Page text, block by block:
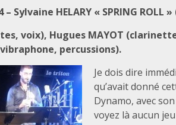
– Sylvaine HELARY « SPRING
voix), Hugues MAYOT
percussions).
Je dois dire
qu’avait donné
Dynamo, avec
voyez là aucun